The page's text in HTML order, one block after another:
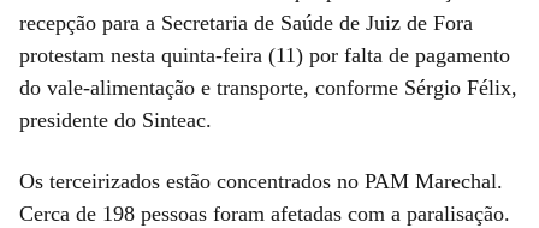
recepção para a Secretaria de Saúde de Juiz de Fora
protestam nesta quinta-feira (11) por falta de pagamento
do vale-alimentação e transporte, conforme Sérgio Félix,
presidente do Sinteac.
Os terceirizados estão concentrados no PAM Marechal.
Cerca de 198 pessoas foram afetadas com a paralisação.